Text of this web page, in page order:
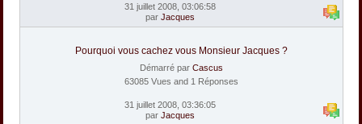
31 juillet 2008, 03:06:58
par Jacques
Pourquoi vous cachez vous Monsieur Jacques ?
Démarré par Cascus
63085 Vues and 1 Réponses
31 juillet 2008, 03:36:05
par Jacques